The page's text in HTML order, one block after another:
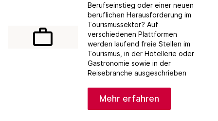
work_outline
Berufseinstieg oder einer neuen
beruflichen Herausforderung im
Tourismussektor? Auf
verschiedenen Plattformen
werden laufend freie Stellen im
Tourismus, in der Hotellerie oder
Gastronomie sowie in der
Reisebranche ausgeschrieben
Mehr erfahren